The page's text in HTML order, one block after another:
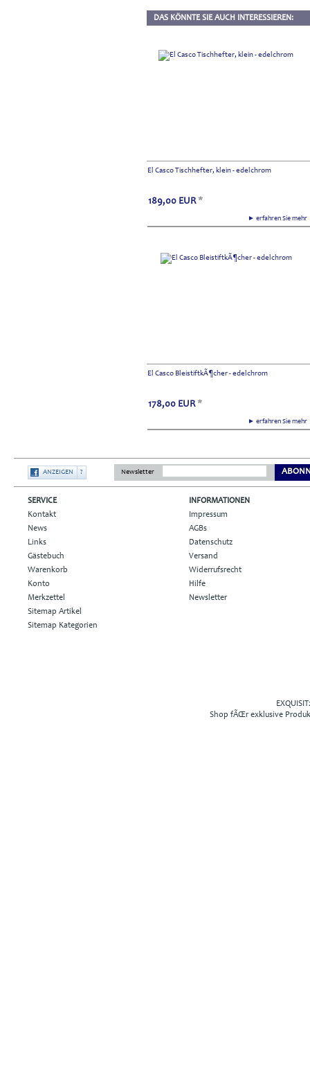
DAS KÖNNTE SIE AUCH INTERESSIEREN:
El Casco Tischhefter, klein - edelchrom
► erfahren Sie
189,00 EUR *
El Casco BleistiftkÃ¶cher - edelchrom
► erfahren Sie
178,00 EUR *
ANZEIGEN ? Newsletter
SERVICE
Kontakt
News
Links
Gästebuch
Warenkorb
Konto
Merkzettel
Sitemap Artikel
Sitemap Kategorien
INFORMATIONEN
Impressum
AGBs
Datenschutz
Versand
Widerrufsrecht
Hilfe
Newsletter
Shop fÃŒr exklusive